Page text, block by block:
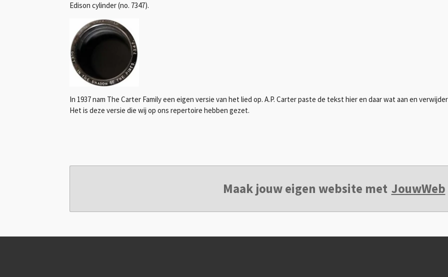
Edison cylinder (no. 7347).
In 1937 nam The Carter Family een eigen versie van het lied op. A.P. Carter paste de tekst hier en daar wat aan en
Het is deze versie die wij op ons repertoire hebben gezet.
Maak jouw eigen website met JouwWeb